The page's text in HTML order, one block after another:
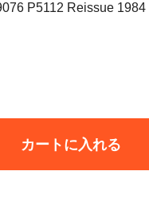
P5112 Reissue 1984
カートに入れる